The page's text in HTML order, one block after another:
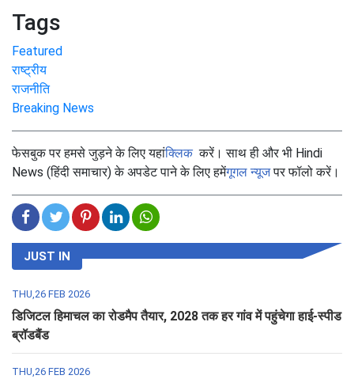
Tags
Featured
राष्ट्रीय
राजनीति
Breaking News
फेसबुक पर हमसे जुड़ने के लिए यहांक्लिककरें। साथ ही और भी Hindi
News (हिंदी समाचार) के अपडेट पाने के लिए हमेंगूगल न्यूजपर फॉलो करें।
JUST IN
THU,26 FEB 2026
डिजिटल हिमाचल का रोडमैप तैयार, 2028 तक हर गांव में पहुंचेगा हाई-स्पीड
ब्रॉडबैंड
THU,26 FEB 2026